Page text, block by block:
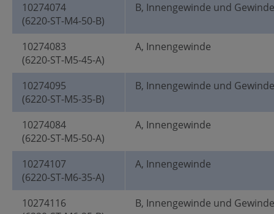
10274074
(6220-ST-M4-50-B)
B, Innengewinde und
10274083
(6220-ST-M5-45-A)
A, Innengewinde
10274095
(6220-ST-M5-35-B)
B, Innengewinde und
10274084
(6220-ST-M5-50-A)
A, Innengewinde
10274107
(6220-ST-M6-35-A)
A, Innengewinde
10274116
B, Innengewinde und